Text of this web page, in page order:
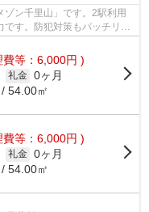
ゾン千里山」です。2駅利用
す。防犯対策もバッチリな
費等：6,000円 )
礼金 0ヶ月
54.00㎡
費等：6,000円 )
礼金 0ヶ月
54.00㎡